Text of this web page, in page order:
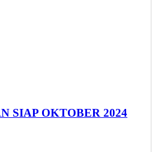
SIAP OKTOBER 2024